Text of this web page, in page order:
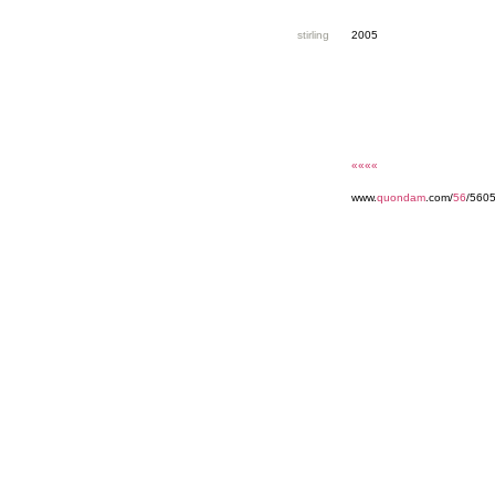
stirling 2005
««««
www.quondam .com/56/